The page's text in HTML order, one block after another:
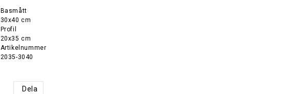
Basmått
30x40 cm
Profil
20x35 cm
Artikelnummer
2035-3040
Dela